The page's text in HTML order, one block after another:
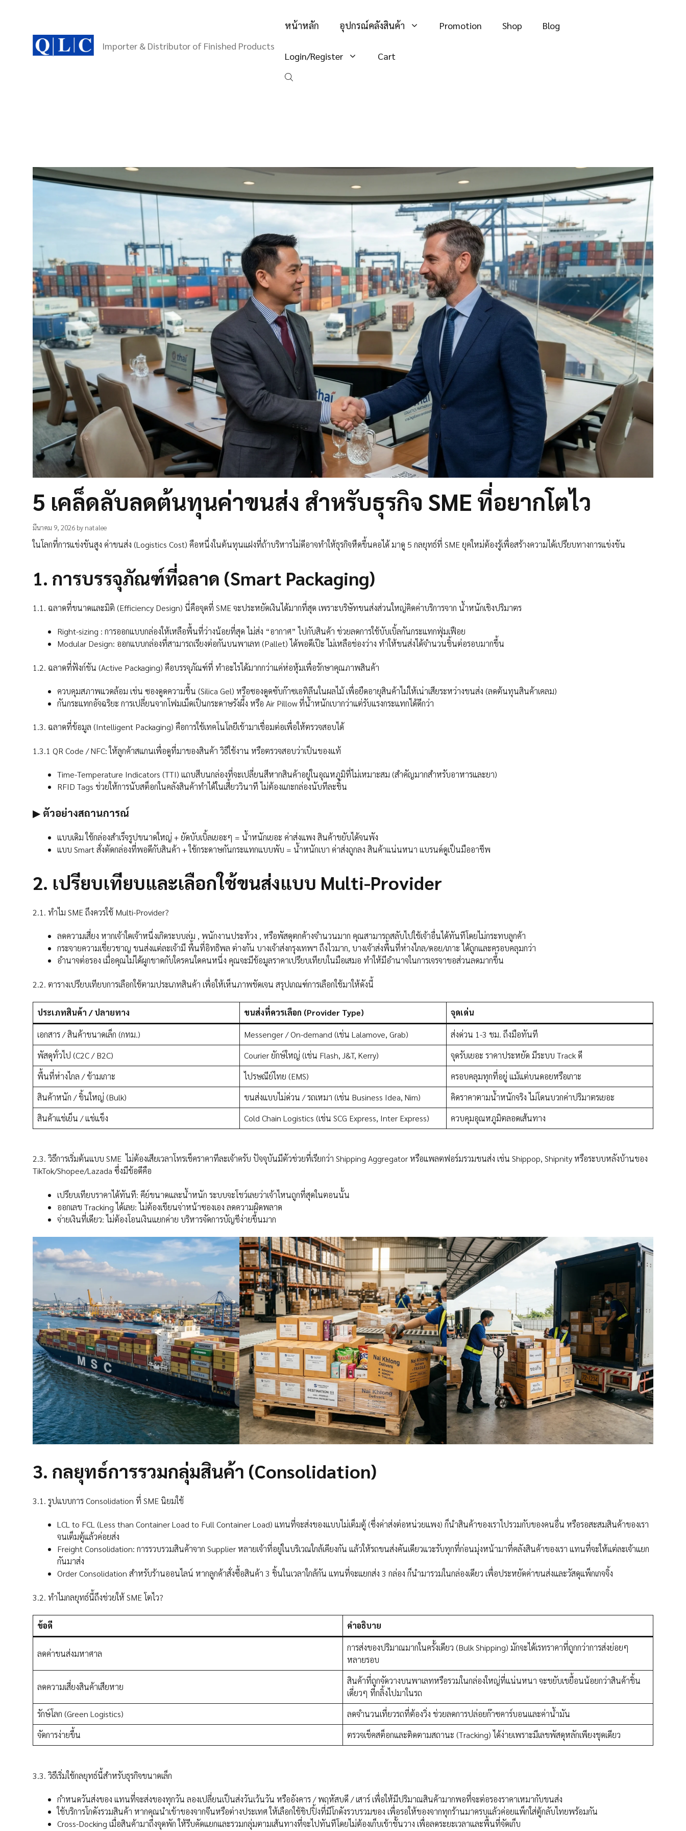
Importer & Distributor of Finished Products
หน้าหลัก อุปกรณ์คลังสินค้า Promotion Shop Blog
Login/Register Cart
5 เคล็ดลับลดต้นทุนค่าขนส่ง สำหรับธุรกิจ SME ที่อยากโตไว
มีนาคม 9, 2026 by natalee
ในโลกที่การแข่งขันสูง ค่าขนส่ง (Logistics Cost) คือหนึ่งในต้นทุนแฝงที่ถ้าบริหารไม่ดีอาจทำให้ธุรกิจหืดขึ้นคอได้ มาดู 5 กลยุทธ์ที่ SME ยุคใหม่ต้องรู้เพื่อสร้างความได้เปรียบทางการแข่งขัน
1. การบรรจุภัณฑ์ที่ฉลาด (Smart Packaging)
1.1. ฉลาดที่ขนาดและมิติ (Efficiency Design) นี่คือจุดที่ SME จะประหยัดเงินได้มากที่สุด เพราะบริษัทขนส่งส่วนใหญ่คิดค่าบริการจาก น้ำหนักเชิงปริมาตร
Right-sizing : การออกแบบกล่องให้เหลือพื้นที่ว่างน้อยที่สุด ไม่ส่ง “อากาศ” ไปกับสินค้า ช่วยลดการใช้บับเบิ้ลกันกระแทกฟุ่มเฟือย
Modular Design: ออกแบบกล่องที่สามารถเรียงต่อกันบนพาเลท (Pallet) ได้พอดีเป๊ะ ไม่เหลือช่องว่าง ทำให้ขนส่งได้จำนวนชิ้นต่อรอบมากขึ้น
1.2. ฉลาดที่ฟังก์ชัน (Active Packaging) คือบรรจุภัณฑ์ที่ ทำอะไรได้มากกว่าแค่ห่อหุ้มเพื่อรักษาคุณภาพสินค้า
ควบคุมสภาพแวดล้อม เช่น ซองดูดความชื้น (Silica Gel) หรือซองดูดซับก๊าซเอทิลีนในผลไม้ เพื่อยืดอายุสินค้าไม่ให้เน่าเสียระหว่างขนส่ง (ลดต้นทุนสินค้าเคลม)
กันกระแทกอัจฉริยะ การเปลี่ยนจากโฟมเม็ดเป็นกระดาษรังผึ้ง หรือ Air Pillow ที่น้ำหนักเบากว่าแต่รับแรงกระแทกได้ดีกว่า
1.3. ฉลาดที่ข้อมูล (Intelligent Packaging) คือการใช้เทคโนโลยีเข้ามาเชื่อมต่อเพื่อให้ตรวจสอบได้
1.3.1 QR Code / NFC: ให้ลูกค้าสแกนเพื่อดูที่มาของสินค้า วิธีใช้งาน หรือตรวจสอบว่าเป็นของแท้
Time-Temperature Indicators (TTI) แถบสีบนกล่องที่จะเปลี่ยนสีหากสินค้าอยู่ในอุณหภูมิที่ไม่เหมาะสม (สำคัญมากสำหรับอาหารและยา)
RFID Tags ช่วยให้การนับสต็อกในคลังสินค้าทำได้ในเสี้ยววินาที ไม่ต้องแกะกล่องนับทีละชิ้น
▶ ตัวอย่างสถานการณ์
แบบเดิม ใช้กล่องสำเร็จรูปขนาดใหญ่ + ยัดบับเบิ้ลเยอะๆ = น้ำหนักเยอะ ค่าส่งแพง สินค้าขยับได้จนพัง
แบบ Smart สั่งตัดกล่องที่พอดีกับสินค้า + ใช้กระดาษกันกระแทกแบบพับ = น้ำหนักเบา ค่าส่งถูกลง สินค้าแน่นหนา แบรนด์ดูเป็นมืออาชีพ
2. เปรียบเทียบและเลือกใช้ขนส่งแบบ Multi-Provider
2.1. ทำไม SME ถึงควรใช้ Multi-Provider?
ลดความเสี่ยง หากเจ้าใดเจ้าหนึ่งเกิดระบบล่ม , พนักงานประท้วง , หรือพัสดุตกค้างจำนวนมาก คุณสามารถสลับไปใช้เจ้าอื่นได้ทันทีโดยไม่กระทบลูกค้า
กระจายความเชี่ยวชาญ ขนส่งแต่ละเจ้ามี พื้นที่อิทธิพล ต่างกัน บางเจ้าส่งกรุงเทพฯ ถึงไวมาก, บางเจ้าส่งพื้นที่ห่างไกล/ดอย/เกาะ ได้ถูกและครอบคลุมกว่า
อำนาจต่อรอง เมื่อคุณไม่ได้ผูกขาดกับใครคนใดคนหนึ่ง คุณจะมีข้อมูลราคาเปรียบเทียบในมือเสมอ ทำให้มีอำนาจในการเจรจาขอส่วนลดมากขึ้น
2.2. ตารางเปรียบเทียบการเลือกใช้ตามประเภทสินค้า เพื่อให้เห็นภาพชัดเจน สรุปเกณฑ์การเลือกใช้มาให้ดังนี้
ประเภทสินค้า / ปลายทาง ขนส่งที่ควรเลือก (Provider Type) จุดเด่น
เอกสาร / สินค้าขนาดเล็ก (กทม.) Messenger / On-demand (เช่น Lalamove, Grab)
ส่งด่วน 1-3 ชม. ถึงมือทันที
พัสดุทั่วไป (C2C / B2C)
Courier ยักษ์ใหญ่ (เช่น Flash, J&T, Kerry)
จุดรับเยอะ ราคาประหยัด มีระบบ Track ดี
พื้นที่ห่างไกล / ข้ามเกาะ
ไปรษณีย์ไทย (EMS)
ครอบคลุมทุกที่อยู่ แม้แต่บนดอยหรือเกาะ
สินค้าหนัก / ชิ้นใหญ่ (Bulk)
ขนส่งแบบไม่ด่วน / รถเหมา (เช่น Business Idea, Nim)
คิดราคาตามน้ำหนักจริง ไม่โดนบวกค่าปริมาตรเยอะ
สินค้าแช่เย็น / แช่แข็ง
Cold Chain Logistics (เช่น SCG Express, Inter Express) ควบคุมอุณหภูมิตลอดเส้นทาง
2.3. วิธีการเริ่มต้นแบบ SME ไม่ต้องเสียเวลาโทรเช็คราคาทีละเจ้าครับ ปัจจุบันมีตัวช่วยที่เรียกว่า Shipping Aggregator หรือแพลตฟอร์มรวมขนส่ง เช่น Shippop, Shipnity หรือระบบหลังบ้านของ
TikTok/Shopee/Lazada ซึ่งมีข้อดีคือ
เปรียบเทียบราคาได้ทันที: คีย์ขนาดและน้ำหนัก ระบบจะโชว์เลยว่าเจ้าไหนถูกที่สุดในตอนนั้น
ออกเลข Tracking ได้เลย: ไม่ต้องเขียนจ่าหน้าซองเอง ลดความผิดพลาด
จ่ายเงินที่เดียว: ไม่ต้องโอนเงินแยกค่าย บริหารจัดการบัญชีง่ายขึ้นมาก
3. กลยุทธ์การรวมกลุ่มสินค้า (Consolidation)
3.1. รูปแบบการ Consolidation ที่ SME นิยมใช้
LCL to FCL (Less than Container Load to Full Container Load) แทนที่จะส่งของแบบไม่เต็มตู้ (ซึ่งค่าส่งต่อหน่วยแพง) ก็นำสินค้าของเราไปรวมกับของคนอื่น หรือรอสะสมสินค้าของเรา
จนเต็มตู้แล้วค่อยส่ง
Freight Consolidation: การรวบรวมสินค้าจาก Supplier หลายเจ้าที่อยู่ในบริเวณใกล้เคียงกัน แล้วให้รถขนส่งคันเดียวแวะรับทุกที่ก่อนมุ่งหน้ามาที่คลังสินค้าของเรา แทนที่จะให้แต่ละเจ้าแยก
กันมาส่ง
Order Consolidation สำหรับร้านออนไลน์ หากลูกค้าสั่งซื้อสินค้า 3 ชิ้นในเวลาใกล้กัน แทนที่จะแยกส่ง 3 กล่อง ก็นำมารวมในกล่องเดียว เพื่อประหยัดค่าขนส่งและวัสดุแพ็กเกจจิ้ง
3.2. ทำไมกลยุทธ์นี้ถึงช่วยให้ SME โตไว?
ข้อดี คำอธิบาย
ลดค่าขนส่งมหาศาล
การส่งของปริมาณมากในครั้งเดียว (Bulk Shipping) มักจะได้เรทราคาที่ถูกกว่าการส่งย่อยๆ
หลายรอบ
ลดความเสี่ยงสินค้าเสียหาย
สินค้าที่ถูกจัดวางบนพาเลทหรือรวมในกล่องใหญ่ที่แน่นหนา จะขยับเขยื้อนน้อยกว่าสินค้าชิ้น
เดี่ยวๆ ที่กลิ้งไปมาในรถ
รักษ์โลก (Green Logistics)
ลดจำนวนเที่ยวรถที่ต้องวิ่ง ช่วยลดการปล่อยก๊าซคาร์บอนและค่าน้ำมัน
จัดการง่ายขึ้น
ตรวจเช็คสต็อกและติดตามสถานะ (Tracking) ได้ง่ายเพราะมีเลขพัสดุหลักเพียงชุดเดียว
3.3. วิธีเริ่มใช้กลยุทธ์นี้สำหรับธุรกิจขนาดเล็ก
กำหนดวันส่งของ แทนที่จะส่งของทุกวัน ลองเปลี่ยนเป็นส่งวันเว้นวัน หรืออังคาร / พฤหัสบดี / เสาร์ เพื่อให้มีปริมาณสินค้ามากพอที่จะต่อรองราคาเหมากับขนส่ง
ใช้บริการโกดังรวมสินค้า หากคุณนำเข้าของจากจีนหรือต่างประเทศ ให้เลือกใช้ชิปปิ้งที่มีโกดังรวบรวมของ เพื่อรอให้ของจากทุกร้านมาครบแล้วค่อยแพ็กใส่ตู้กลับไทยพร้อมกัน
Cross-Docking เมื่อสินค้ามาถึงจุดพัก ให้รีบคัดแยกและรวมกลุ่มตามเส้นทางที่จะไปทันทีโดยไม่ต้องเก็บเข้าชั้นวาง เพื่อลดระยะเวลาและพื้นที่จัดเก็บ